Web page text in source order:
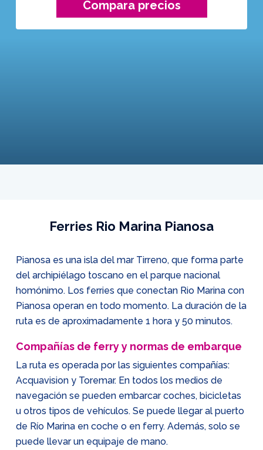
Compara precios
Ferries Rio Marina Pianosa
Pianosa es una isla del mar Tirreno, que forma parte
del archipiélago toscano en el parque nacional
homónimo. Los ferries que conectan Rio Marina con
Pianosa operan en todo momento. La duración de la
ruta es de aproximadamente 1 hora y 50 minutos.
Compañías de ferry y normas de embarque
La ruta es operada por las siguientes compañías:
Acquavision y Toremar. En todos los medios de
navegación se pueden embarcar coches, bicicletas
u otros tipos de vehículos. Se puede llegar al puerto
de Río Marina en coche o en ferry. Además, solo se
puede llevar un equipaje de mano.